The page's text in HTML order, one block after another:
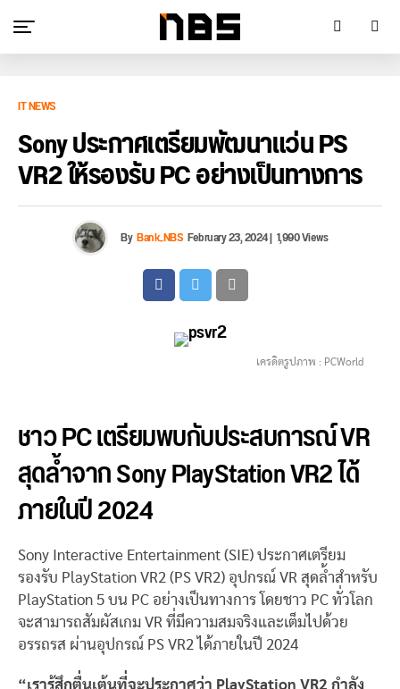
IT NEWS
Sony ประกาศเตรียมพัฒนาแว่น PS
VR2 ให้รองรับ PC อย่างเป็นทางการ
ByBank_NBSFebruary 23, 2024| 1,990 Views
เครดิตรูปภาพ : PCWorld
ชาว PCเตรียมพบกับประสบการณ์VR
สุดล้ำจาก Sony PlayStation VR2 ได้
ภายในปี 2024
Sony Interactive Entertainment (SIE) ประกาศเตรียม
รองรับ PlayStation VR2 (PS VR2) อุปกรณ์ VR สุดล้ำสำหรับ
PlayStation 5 บน PC อย่างเป็นทางการ โดยชาว PC ทั่วโลก
จะสามารถสัมผัสเกม VR ที่มีความสมจริงและเต็มไปด้วย
อรรถรส ผ่านอุปกรณ์ PS VR2 ได้ภายในปี 2024
“เรารู้สึกตื่นเต้นที่จะประกาศว่า PlayStation VR2 กำลัง